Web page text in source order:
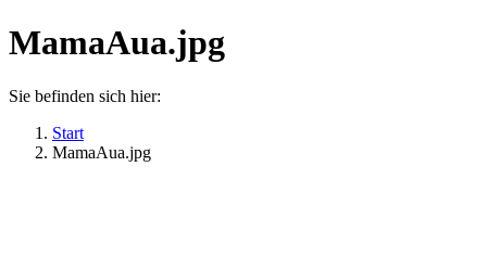
MamaAua.jpg
Sie befinden sich hier:
Start
MamaAua.jpg